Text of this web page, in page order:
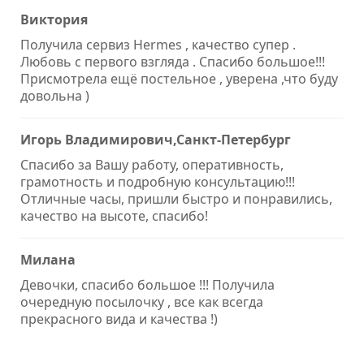
Виктория
Получила сервиз Hermes , качество супер .
Любовь с первого взгляда . Спасибо большое!!!
Присмотрела ещё постельное , уверена ,что буду
довольна )
Игорь Владимирович,Санкт-Петербург
Спасибо за Вашу работу, оперативность,
грамотность и подробную консультацию!!!
Отличные часы, пришли быстро и понравились,
качество на высоте, спасибо!
Милана
Девочки, спасибо большое !!! Получила
очередную посылочку , все как всегда
прекрасного вида и качества !)